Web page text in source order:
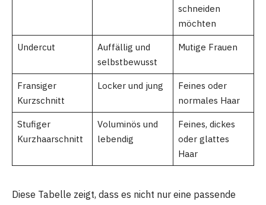
schneiden
möchten
Undercut
Auffällig und
selbstbewusst
Mutige Frauen
Fransiger
Kurzschnitt
Locker und jung
Feines oder
normales Haar
Stufiger
Kurzhaarschnitt
Voluminös und
lebendig
Feines, dickes
oder glattes
Haar
Diese Tabelle zeigt, dass es nicht nur eine passende